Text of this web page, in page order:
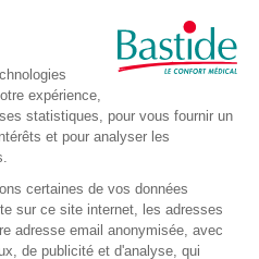
Fauteuil roulant manuel
actif Action 5 Invacare